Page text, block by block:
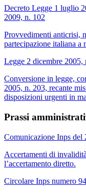
Decreto Legge 1 luglio
2009, n. 102
Provvedimenti anticrisi,
partecipazione italiana a
Legge 2 dicembre 2005,
Conversione in legge,
2005, n. 203, recante
disposizioni urgenti in
Prassi
Comunicazione Inps del
Accertamenti di
l’accertamento diretto.
Circolare Inps numero